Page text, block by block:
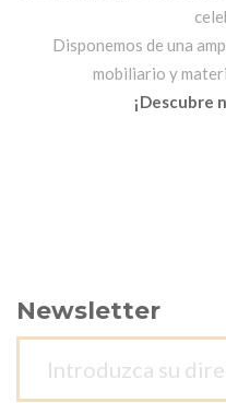
Disponemos de una
mobiliario y
¡Descubre
Newsletter